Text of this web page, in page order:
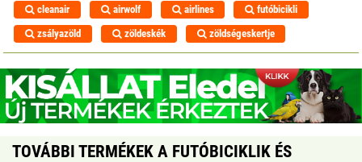
cleanair
airwolf airlines
futóbicikli
zsályazöld
zöldeskék zöldségeskertje
TOVÁBBI TERMÉKEK A FUTÓBICIKLIK ÉS